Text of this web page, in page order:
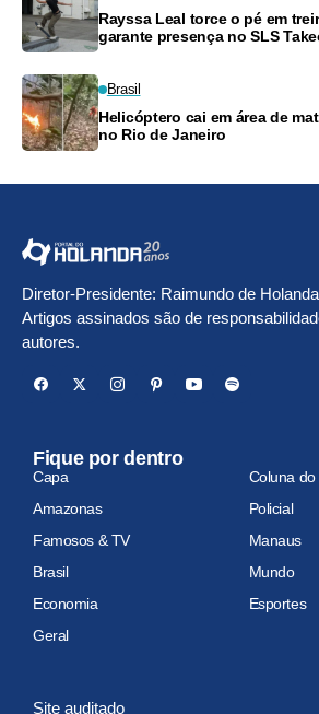
Rayssa Leal torce o pé em
garante presença no SLS
Brasil
Helicóptero cai em área de
no Rio de Janeiro
Diretor-Presidente: Raimundo de Holanda
Artigos assinados são de
autores.
Fique por dentro
Capa
Coluna
Amazonas
Policial
Famosos & TV
Manaus
Brasil
Mundo
Economia
Esportes
Geral
Site auditado